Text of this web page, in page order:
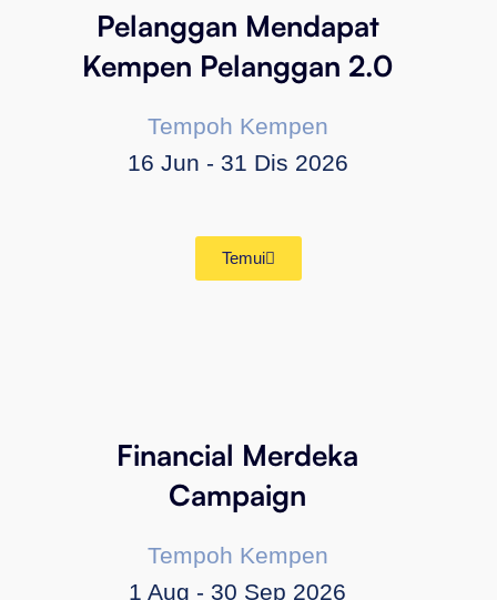
Pelanggan Mendapat
Kempen Pelanggan 2.0
Tempoh Kempen
16 Jun - 31 Dis 2026
Temui
Financial Merdeka
Campaign
Tempoh Kempen
1 Aug - 30 Sep 2026